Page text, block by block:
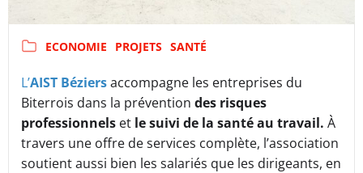
ECONOMIE PROJETS SANTÉ
L’AIST Béziersaccompagne les entreprises du
Biterrois dans la prévention des risques
professionnels et le suivi de la santé au travail. À
travers une offre de services complète, l’association
soutient aussi bien les salariés que les dirigeants, en